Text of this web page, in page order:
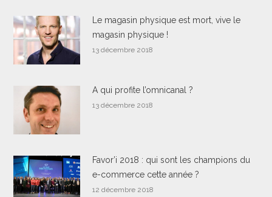
Le magasin physique est mort, vive le
magasin physique !
13 décembre 2018
A qui profite l’omnicanal ?
13 décembre 2018
Favor’i 2018 : qui sont les champions du
e-commerce cette année ?
12 décembre 2018